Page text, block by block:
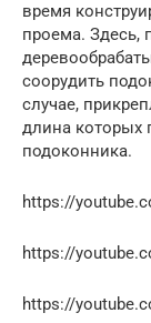
время
проема. Здесь,
соорудить
случае,
длина которых
подоконника.
https://
https://
https://